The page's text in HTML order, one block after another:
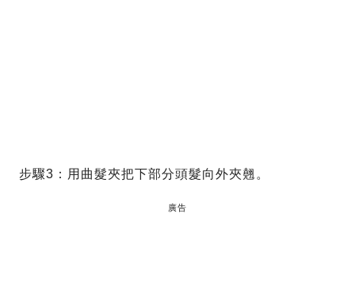
步驟3：用曲髮夾把下部分頭髮向外夾翹。
廣告